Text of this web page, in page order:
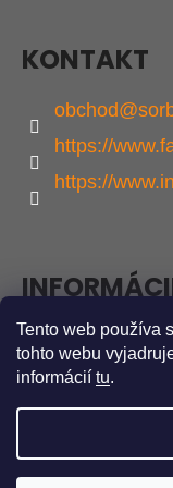
Tento web používa
tohto webu
informácií tu.
KONTAKT
obchod@
https://
https://
Obchodné
Podmienky